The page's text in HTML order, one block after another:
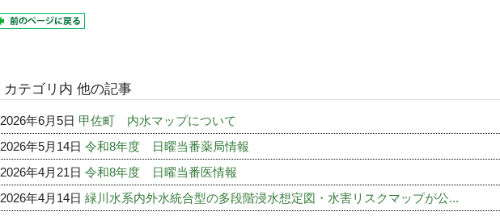
カテゴリ内 他の記事
2026年6月5日 甲佐町 内水マップについて
2026年5月14日 令和8年度 日曜当番薬局情報
2026年4月21日 令和8年度 日曜当番医情報
2026年4月14日 緑川水系内外水統合型の多段階浸水想定図・水害リスクマップが公...